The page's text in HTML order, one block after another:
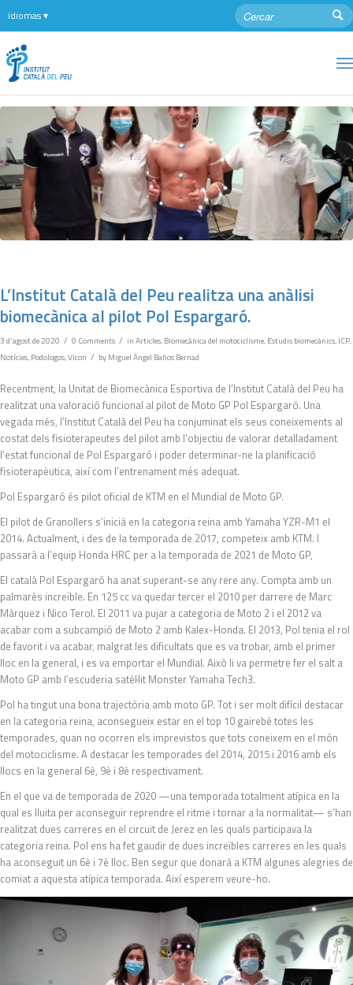
L’Institut Català del Peu realitza una anàlisi
biomecànica al pilot Pol Espargaró.
3 d'agost de 2020 / 0 Comments / inArticles,Biomecànica del motociclisme,Estudis biomecànics,ICP,
Notícies,Podologos,Vicon / byMiguel Ángel Baños Bernad
Recentment, la Unitat de Biomecànica Esportiva de l’Institut Català del Peu ha
realitzat una valoració funcional al pilot de Moto GP Pol Espargaró. Una
vegada més, l’Institut Català del Peu ha conjuminat els seus coneixements al
costat dels fisioterapeutes del pilot amb l’objectiu de valorar detalladament
l’estat funcional de Pol Espargaró i poder determinar-ne la planificació
fisioterapèutica, així com l’entrenament més adequat.
Pol Espargaró és pilot oficial de KTM en el Mundial de Moto GP.
El pilot de Granollers s’inicià en la categoria reina amb Yamaha YZR-M1 el
2014. Actualment, i des de la temporada de 2017, competeix amb KTM. I
passarà a l’equip Honda HRC per a la temporada de 2021 de Moto GP,
El català Pol Espargaró ha anat superant-se any rere any. Compta amb un
palmarès increïble. En 125 cc va quedar tercer el 2010 per darrere de Marc
Màrquez i Nico Terol. El 2011 va pujar a categoria de Moto 2 i el 2012 va
acabar com a subcampió de Moto 2 amb Kalex-Honda. El 2013, Pol tenia el rol
de favorit i va acabar, malgrat les dificultats que es va trobar, amb el primer
lloc en la general, i es va emportar el Mundial. Això li va permetre fer el salt a
Moto GP amb l’escuderia satèl·lit Monster Yamaha Tech3.
Pol ha tingut una bona trajectòria amb moto GP. Tot i ser molt difícil destacar
en la categoria reina, aconsegueix estar en el top 10 gairebé totes les
temporades, quan no ocorren els imprevistos que tots coneixem en el món
del motociclisme. A destacar les temporades del 2014, 2015 i 2016 amb els
llocs en la general 6è, 9è i 8è respectivament.
En el que va de temporada de 2020 —una temporada totalment atípica en la
qual es lluita per aconseguir reprendre el ritme i tornar a la normalitat— s’han
realitzat dues carreres en el circuit de Jerez en les quals participava la
categoria reina. Pol ens ha fet gaudir de dues increïbles carreres en les quals
ha aconseguit un 6è i 7è lloc. Ben segur que donarà a KTM algunes alegries de
comiat a aquesta atípica temporada. Així esperem veure-ho.